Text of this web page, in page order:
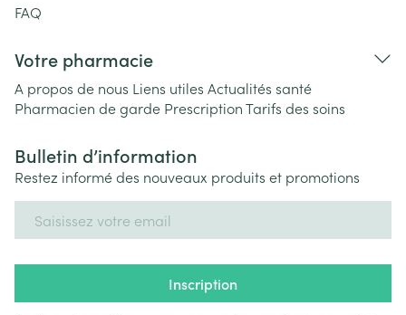
FAQ
Votre pharmacie
A propos de nous Liens utiles Actualités santé
Pharmacien de garde PrescriptionTarifs des soins
Bulletin d’information
Restez informé des nouveaux produits et promotions
Inscription